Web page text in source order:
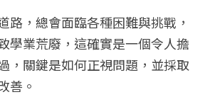
路，總會面臨各種困難與挑戰，
學業荒廢，這確實是一個令人擔
，關鍵是如何正視問題，並採取
善。